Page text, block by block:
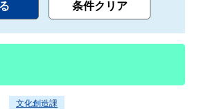
文化創造課